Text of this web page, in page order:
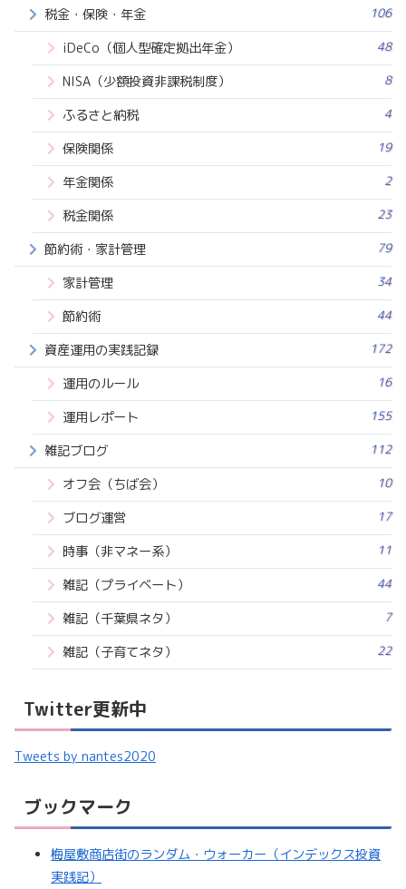
税金・保険・年金 106
iDeCo（個人型確定拠出年金） 48
NISA（少額投資非課税制度） 8
ふるさと納税 4
保険関係 19
年金関係 2
税金関係 23
節約術・家計管理 79
家計管理 34
節約術 44
資産運用の実践記録 172
運用のルール 16
運用レポート 155
雑記ブログ 112
オフ会（ちば会） 10
ブログ運営 17
時事（非マネー系） 11
雑記（プライベート） 44
雑記（千葉県ネタ） 7
雑記（子育てネタ） 22
Twitter更新中
Tweets by nantes2020
ブックマーク
梅屋敷商店街のランダム・ウォーカー（インデックス投資
実践記）